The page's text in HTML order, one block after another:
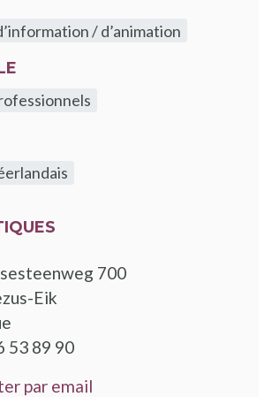
/ d’animation
700
Eik
53 89 90
par email